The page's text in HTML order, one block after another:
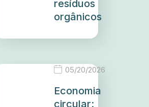
resíduos
orgânicos
05/20/2026
Economia
circular: